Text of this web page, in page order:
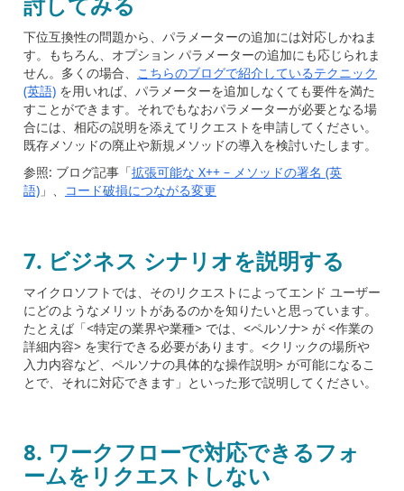
下位互換性の問題から、パラメーターの追加には対応しかねま
す。もちろん、オプション パラメーターの追加にも応じられま
せん。多くの場合、
こちらのブログで紹介しているテクニック
(英語) を用いれば、パラメーターを追加しなくても要件を満た
すことができます。それでもなおパラメーターが必要となる場
合には、相応の説明を添えてリクエストを申請してください。
既存メソッドの廃止や新規メソッドの導入を検討いたします。
参照: ブログ記事「拡張可能な X++ – メソッドの署名 (英
語) 」、 コード破損につながる変更
7. ビジネス シナリオを説明する
マイクロソフトでは、そのリクエストによってエンド ユーザー
にどのようなメリットがあるのかを知りたいと思っています。
たとえば「<特定の業界や業種> では、<ペルソナ> が <作業の
詳細内容> を実行できる必要があります。<クリックの場所や
入力内容など、ペルソナの具体的な操作説明> が可能になるこ
とで、それに対応できます」といった形で説明してください。
8. ワークフローで対応できるフォ
ームをリクエストしない